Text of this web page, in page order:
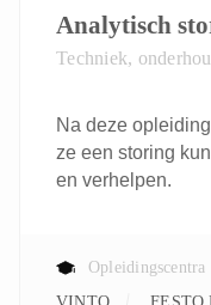
Analytisch
Techniek,
Na deze
ze een storing
en verhelpen.
Opleidingscentra